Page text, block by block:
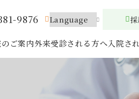
9876
ご案内外来受診される方へ入院さ